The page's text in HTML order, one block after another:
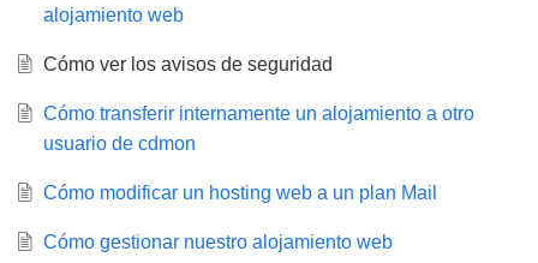
alojamiento web
Cómo ver los avisos de seguridad
Cómo transferir internamente un alojamiento a otro
usuario de cdmon
Cómo modificar un hosting web a un plan Mail
Cómo gestionar nuestro alojamiento web